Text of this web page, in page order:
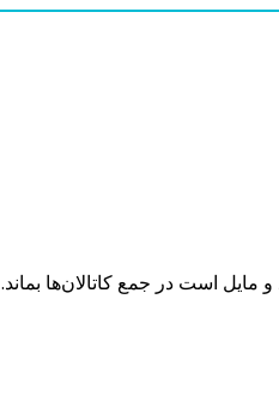
مایل است در جمع کاتالان‌ها بماند.